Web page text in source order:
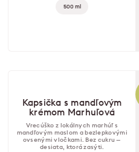
500 ml
Kapsička s mandľovým
krémom Marhuľová
Vrecúško z lokálnych marhúľ s
mandľovým maslom a bezlepkovými
ovsenými vločkami. Bez cukru —
desiata, ktorá zasýti.